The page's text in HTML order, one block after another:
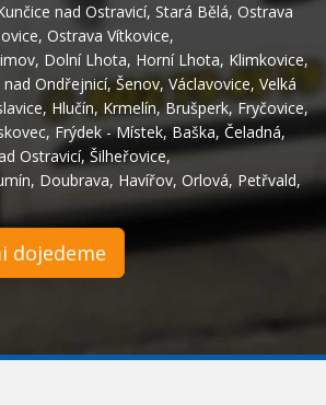
nad Ostravicí, Stará Bělá, Ostrava
, Ostrava Vítkovice,
, Dolní Lhota, Horní Lhota, Klimkovice,
nad Ondřejnicí,Šenov,Václavovice, Velká
, Hlučín, Krmelín,Brušperk,Fryčovice,
, Frýdek - Místek,Baška, Čeladná,
Ostravicí, Šilheřovice,
, Doubrava, Havířov, Orlová, Petřvald,
dojedeme